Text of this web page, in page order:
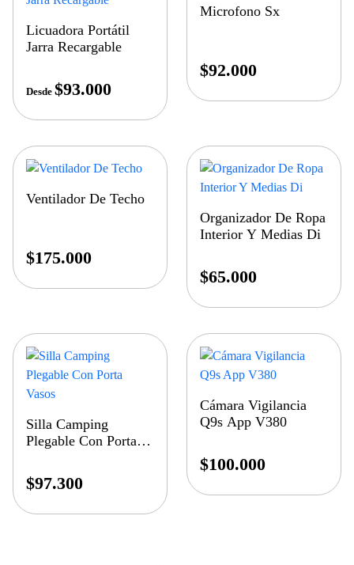
Licuadora Portátil
Jarra Recargable
Desde $93.000
Microfono Sx
$92.000
Ventilador De Techo
$175.000
Organizador De Ropa
Interior Y Medias Di
$65.000
Silla Camping
Plegable Con Porta
$97.300
Cámara Vigilancia
Q9s App V380
$100.000